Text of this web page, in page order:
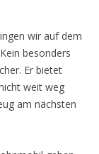
wir auf dem
besonders
Er bietet
weit weg
am nächsten